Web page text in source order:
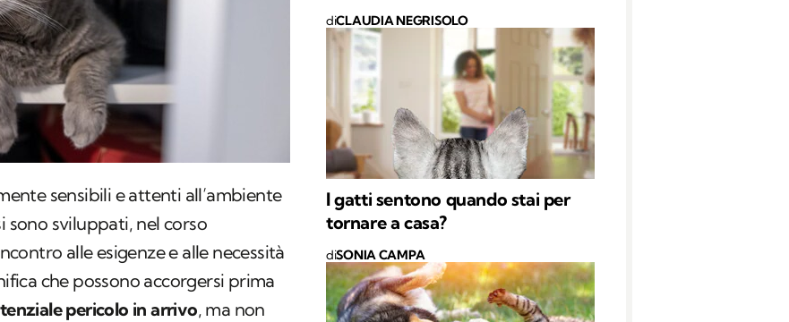
sensibili e attenti all’ambiente
sono sviluppati, nel corso
alle esigenze e alle necessità
che possono accorgersi prima
pericolo in arrivo, ma non
diCLAUDIA NEGRISOLO
I gatti sentono quando stai per
tornare a casa?
diSONIA CAMPA